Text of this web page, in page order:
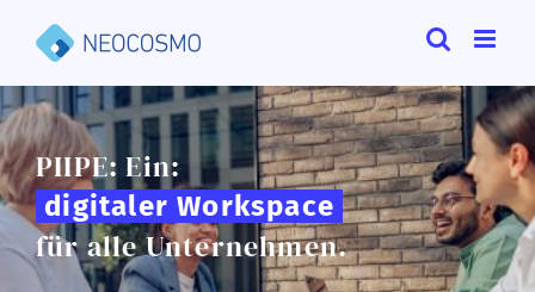
Inhalt
PIIPE: Ein:
digitaler Workspace
für alle Unternehmen.